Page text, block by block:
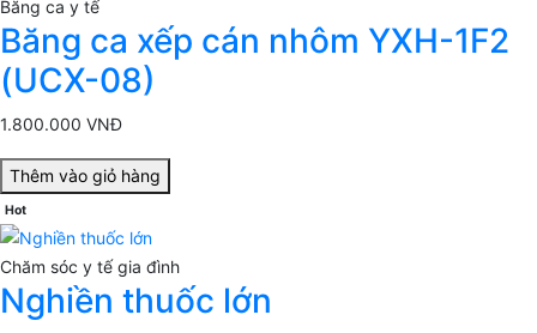
Băng ca y tế
Băng ca xếp cán nhôm YXH-1F2
(UCX-08)
1.800.000 VNĐ
Thêm vào giỏ hàng
Hot
Chăm sóc y tế gia đình
Nghiền thuốc lớn